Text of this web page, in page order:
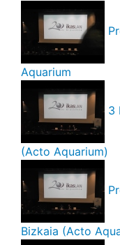
Aquarium
3
(Acto Aquarium)
Bizkaia (Acto